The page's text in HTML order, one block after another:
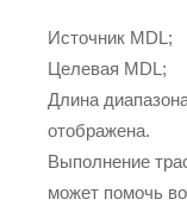
Источник MDL;
Целевая MDL;
Длина
отображена.
Выполнение
может помочь